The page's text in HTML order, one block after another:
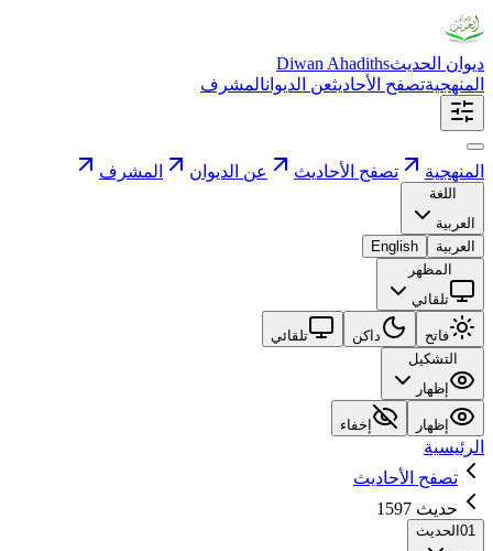
ديوان الحديثDiwan Ahadiths
المنهجيةتصفح الأحاديثعن الديوانالمشرف
المنهجية تصفح الأحاديث عن الديوان المشرف
اللغة
العربية
العربية
English
المظهر
تلقائي
فاتح داكن
تلقائي
التشكيل
إظهار
إظهار إخفاء
الرئيسية
تصفح الأحاديث
حديث 1597
01 الحديث